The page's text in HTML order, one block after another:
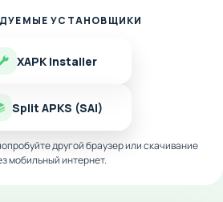
УСТАНОВЩИКИ
XAPK Installer
Split APKS (SAI)
другой браузер или скачивание
мобильный интернет.